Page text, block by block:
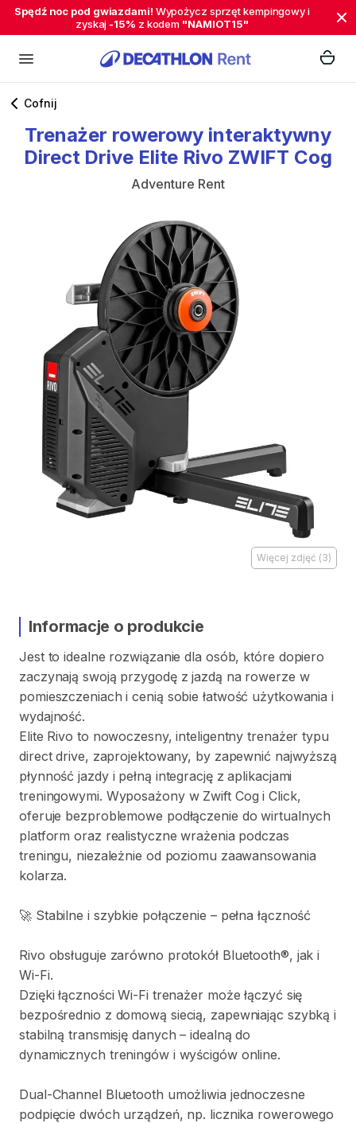
Spędź noc pod gwiazdami! Wypożycz sprzęt kempingowy i
zyskaj -15% z kodem "NAMIOT15"
Cofnij
Trenażer rowerowy interaktywny
Direct Drive Elite Rivo ZWIFT Cog
Adventure Rent
Więcej zdjęć (3)
Informacje o produkcie
Jest to idealne rozwiązanie dla osób​,​ które dopiero
zaczynają swoją przygodę z jazdą na rowerze w
pomieszczeniach i cenią sobie łatwość użytkowania i
wydajność.
Elite Rivo to nowoczesny​,​ inteligentny trenażer typu
direct drive​,​ zaprojektowany​,​ by zapewnić najwyższą
płynność jazdy i pełną integrację z aplikacjami
treningowymi. Wyposażony w Zwift Cog i Click​,​
oferuje bezproblemowe podłączenie do wirtualnych
platform oraz realistyczne wrażenia podczas
treningu​,​ niezależnie od poziomu zaawansowania
kolarza.
🚀 Stabilne i szybkie połączenie – pełna łączność
Rivo obsługuje zarówno protokół Bluetooth®​,​ jak i
Wi-Fi.
Dzięki łączności Wi-Fi trenażer może łączyć się
bezpośrednio z domową siecią​,​ zapewniając szybką i
stabilną transmisję danych – idealną do
dynamicznych treningów i wyścigów online.
Dual-Channel Bluetooth umożliwia jednoczesne
podpięcie dwóch urządzeń​,​ np. licznika rowerowego